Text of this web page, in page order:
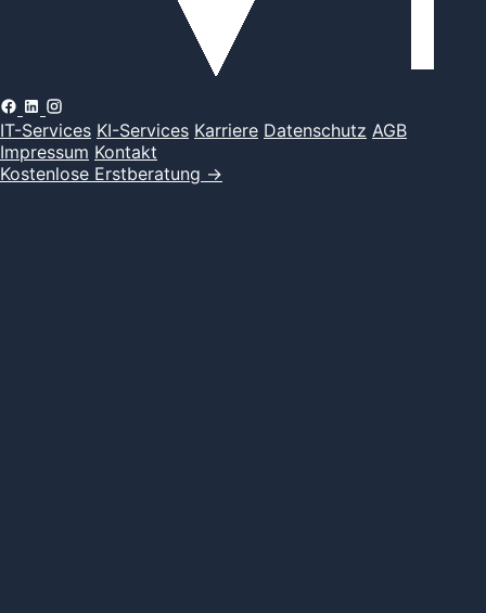
IT-Services KI-Services Karriere Datenschutz AGB
Impressum Kontakt
Kostenlose Erstberatung →